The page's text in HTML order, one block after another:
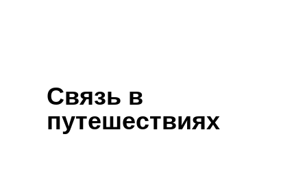
Связь в
путешествиях